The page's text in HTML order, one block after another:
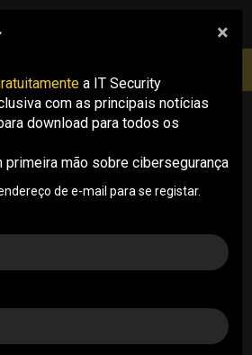
pesquisa
abertas
da
em
desafios
e
de proteção
×
a IT Security
com as principais notícias
download para todos os
primeira mão sobre cibersegurança
de e-mail para se registar.